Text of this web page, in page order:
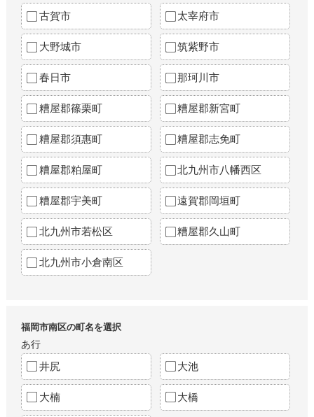
古賀市 太宰府市
大野城市 筑紫野市
春日市 那珂川市
糟屋郡篠栗町 糟屋郡新宮町
糟屋郡須惠町 糟屋郡志免町
糟屋郡粕屋町 北九州市八幡西区
糟屋郡宇美町 遠賀郡岡垣町
北九州市若松区 糟屋郡久山町
北九州市小倉南区
福岡市南区の町名を選択
あ行
井尻 大池
大楠 大橋